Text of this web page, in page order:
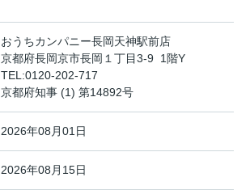
おうちカンパニー長岡天神駅前店
京都府長岡京市長岡１丁目3-9 1階Y
TEL:0120-202-717
京都府知事 (1) 第14892号
2026年08月01日
2026年08月15日